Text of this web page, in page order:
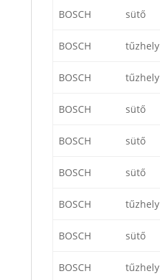
BOSCH sütő
BOSCH tűzhely
BOSCH tűzhely
BOSCH sütő
BOSCH sütő
BOSCH sütő
BOSCH tűzhely
BOSCH sütő
BOSCH tűzhely